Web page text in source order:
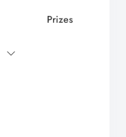
Prizes